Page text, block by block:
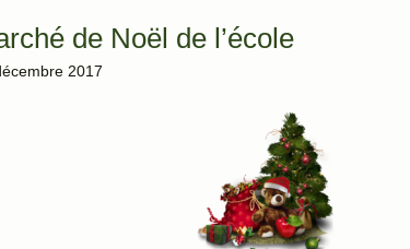
de Noël de l’école
2017